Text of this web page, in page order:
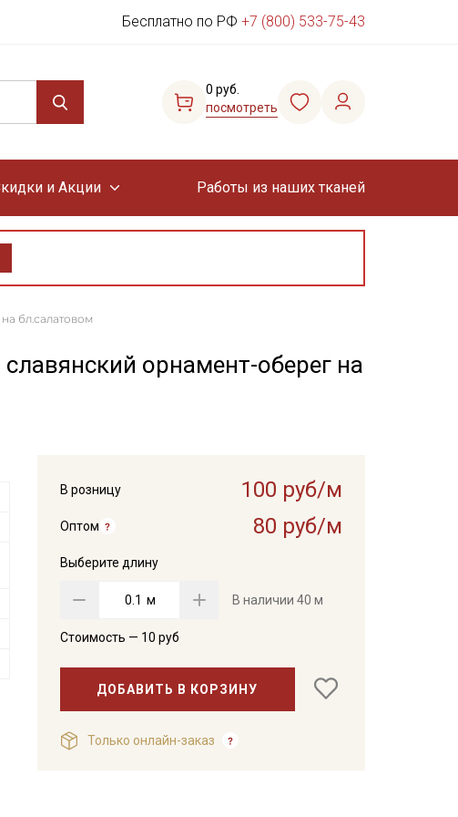
Бесплатно по РФ +7 (800) 533-75-43
0 руб.
посмотреть
и Акции Работы из наших тканей
бл.салатовом
орнамент-оберег на
В розницу 100 руб/м
Оптом 80 руб/м
Выберите длину
м В наличии 40 м
Стоимость — 10 руб
ДОБАВИТЬ В КОРЗИНУ
Только онлайн-заказ